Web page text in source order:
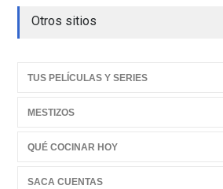
Otros sitios
TUS PELÍCULAS Y SERIES
MESTIZOS
QUÉ COCINAR HOY
SACA CUENTAS